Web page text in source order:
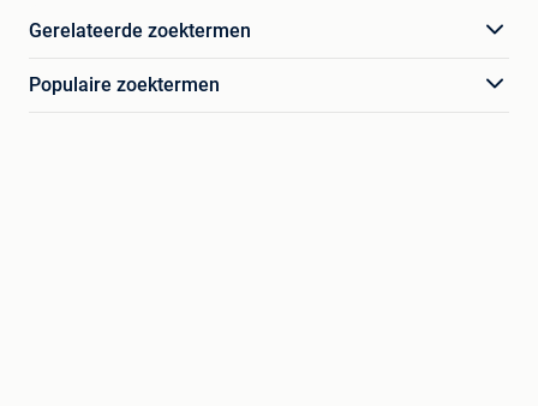
Gerelateerde zoektermen
Populaire zoektermen